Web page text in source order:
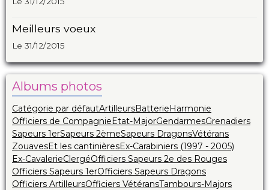
Meilleurs voeux
Le 31/12/2015
Albums photos
Catégorie par défautArtilleursBatterieHarmonie
Officiers de CompagnieEtat-MajorGendarmesGrenadiers
Sapeurs 1erSapeurs 2èmeSapeurs DragonsVétérans
ZouavesEt les cantinièresEx-Carabiniers (1997 - 2005)
Ex-CavalerieClergéOfficiers Sapeurs 2e des Rouges
Officiers Sapeurs 1erOfficiers Sapeurs Dragons
Officiers ArtilleursOfficiers VétéransTambours-Majors